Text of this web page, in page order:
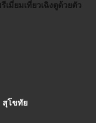
เมี่ยมเที่ยวเฉิงตูด้วยตัว
สุโขทัย